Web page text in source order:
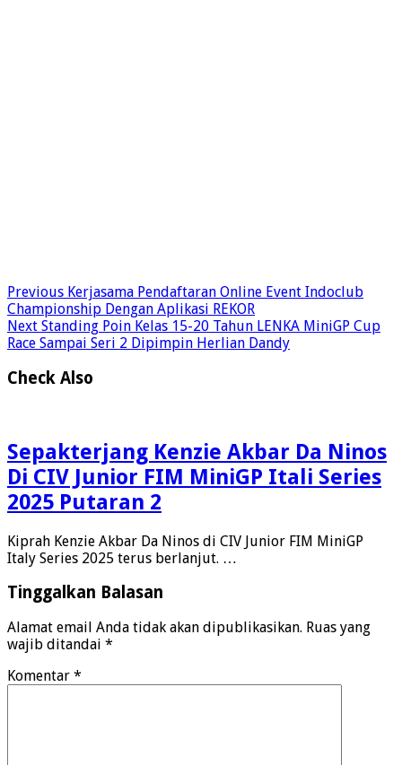
Previous Kerjasama Pendaftaran Online Event Indoclub
Championship Dengan Aplikasi REKOR
Next Standing Poin Kelas 15-20 Tahun LENKA MiniGP Cup
Race Sampai Seri 2 Dipimpin Herlian Dandy
Check Also
Sepakterjang Kenzie Akbar Da Ninos
Di CIV Junior FIM MiniGP Itali Series
2025 Putaran 2
Kiprah Kenzie Akbar Da Ninos di CIV Junior FIM MiniGP
Italy Series 2025 terus berlanjut. …
Tinggalkan Balasan
Alamat email Anda tidak akan dipublikasikan. Ruas yang
wajib ditandai *
Komentar *